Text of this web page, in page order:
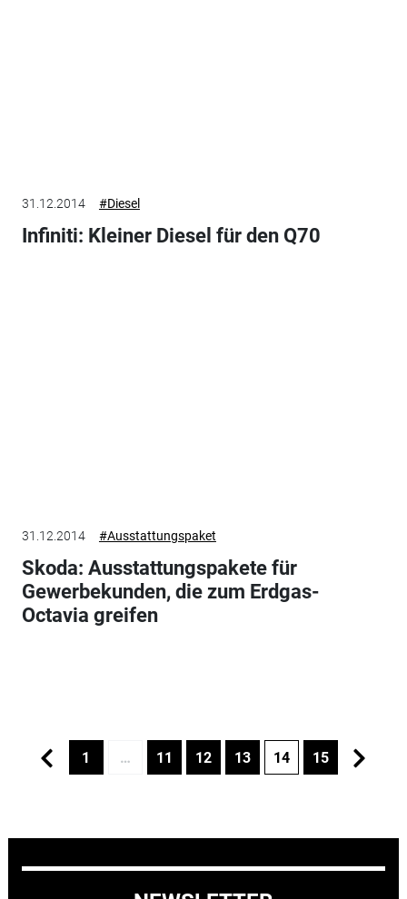
31.12.2014 #Diesel
Infiniti: Kleiner Diesel für den Q70
31.12.2014 #Ausstattungspaket
Skoda: Ausstattungspakete für
Gewerbekunden, die zum Erdgas-
Octavia greifen
1 … 11 12 13 14 15